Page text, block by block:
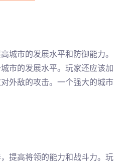
城市的发展水平和防御能力。
市的发展水平。玩家还应该加
外敌的攻击。一个强大的城市
提高将领的能力和战斗力。玩